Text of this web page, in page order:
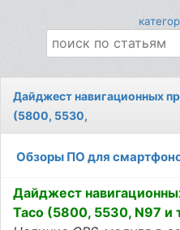
Дайджест навигационных
(5800, 5530,
Обзоры ПО для
Дайджест
Taco (5800, 5530, N97 и